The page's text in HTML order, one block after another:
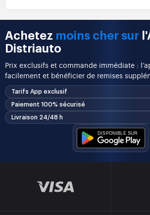
Achetez moins cher sur
Distriauto
Prix exclusifs et commande immédiate :
facilement et bénéficier de remises
Tarifs App exclusif
Paiement 100% sécurisé
Livraison 24/48 h